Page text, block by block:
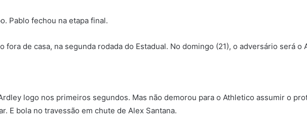
Pablo fechou na etapa final.
de casa, na segunda rodada do Estadual. No domingo (21), o adversário será o
logo nos primeiros segundos. Mas não demorou para o Athletico assumir o
E bola no travessão em chute de Alex Santana.